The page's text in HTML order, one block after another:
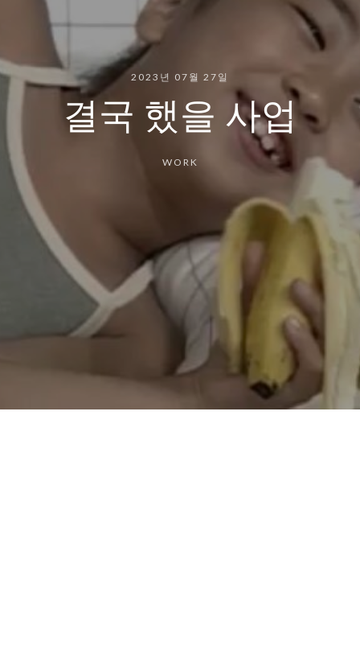
2023년 07월 27일
결국 했을 사업
WORK